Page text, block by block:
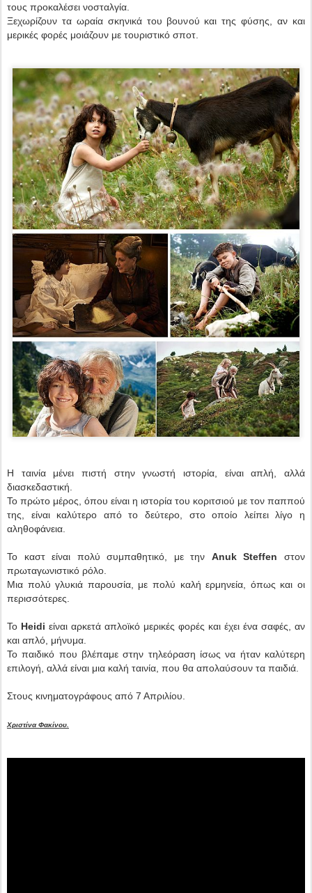
τους προκαλέσει νοσταλγία.
Ξεχωρίζουν τα ωραία σκηνικά του βουνού και της φύσης, αν και
μερικές φορές μοιάζουν με τουριστικό σποτ.
Η ταινία μένει πιστή στην γνωστή ιστορία, είναι απλή, αλλά
διασκεδαστική.
Το πρώτο μέρος, όπου είναι η ιστορία του κοριτσιού με τον παππού
της, είναι καλύτερο από το δεύτερο, στο οποίο λείπει λίγο η
αληθοφάνεια.
Το καστ είναι πολύ συμπαθητικό, με την Anuk Steffen στον
πρωταγωνιστικό ρόλο.
Μια πολύ γλυκιά παρουσία, με πολύ καλή ερμηνεία, όπως και οι
περισσότερες.
Το Heidi είναι αρκετά απλοϊκό μερικές φορές και έχει ένα σαφές, αν
και απλό, μήνυμα.
Το παιδικό που βλέπαμε στην τηλεόραση ίσως να ήταν καλύτερη
επιλογή, αλλά είναι μια καλή ταινία, που θα απολαύσουν τα παιδιά.
Στους κινηματογράφους από 7 Απριλίου.
Χριστίνα Φακίνου.